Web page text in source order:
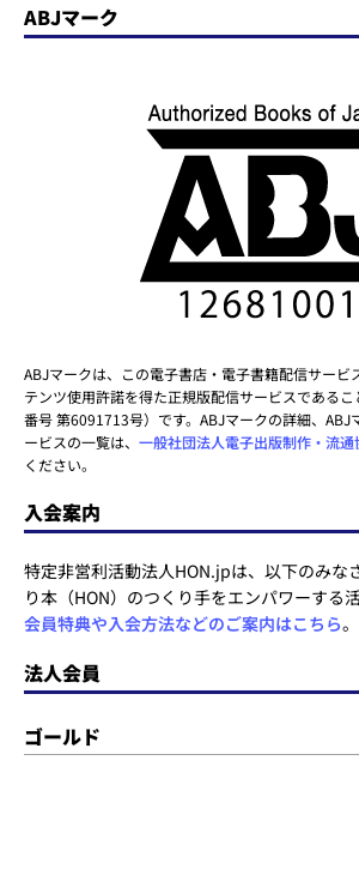
ABJマーク
ABJマークは、この電子書店・電子書籍配信サービ
テンツ使用許諾を得た正規版配信サービスである
番号 第6091713号）です。ABJマークの詳細、ABJ
ービスの一覧は、 一般社団法人電子出版制作・流通
ください。
入会案内
特定非営利活動法人HON.jpは、以下のみな
り本（HON）のつくり手をエンパワーする
会員特典や入会方法などのご案内はこちら。
法人会員
ゴールド